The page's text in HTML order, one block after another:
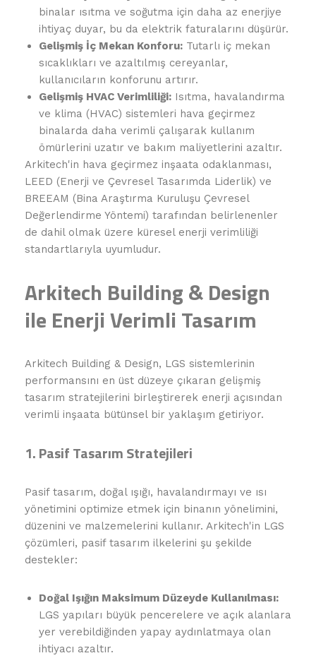
binalar ısıtma ve soğutma için daha az enerjiye
ihtiyaç duyar, bu da elektrik faturalarını düşürür.
Gelişmiş İç Mekan Konforu: Tutarlı iç mekan
sıcaklıkları ve azaltılmış cereyanlar,
kullanıcıların konforunu artırır.
Gelişmiş HVAC Verimliliği: Isıtma, havalandırma
ve klima (HVAC) sistemleri hava geçirmez
binalarda daha verimli çalışarak kullanım
ömürlerini uzatır ve bakım maliyetlerini azaltır.
Arkitech'in hava geçirmez inşaata odaklanması,
LEED (Enerji ve Çevresel Tasarımda Liderlik) ve
BREEAM (Bina Araştırma Kuruluşu Çevresel
Değerlendirme Yöntemi) tarafından belirlenenler
de dahil olmak üzere küresel enerji verimliliği
standartlarıyla uyumludur.
Arkitech Building & Design
ile Enerji Verimli Tasarım
Arkitech Building & Design, LGS sistemlerinin
performansını en üst düzeye çıkaran gelişmiş
tasarım stratejilerini birleştirerek enerji açısından
verimli inşaata bütünsel bir yaklaşım getiriyor.
1. Pasif Tasarım Stratejileri
Pasif tasarım, doğal ışığı, havalandırmayı ve ısı
yönetimini optimize etmek için binanın yönelimini,
düzenini ve malzemelerini kullanır. Arkitech'in LGS
çözümleri, pasif tasarım ilkelerini şu şekilde
destekler:
Doğal Işığın Maksimum Düzeyde Kullanılması:
LGS yapıları büyük pencerelere ve açık alanlara
yer verebildiğinden yapay aydınlatmaya olan
ihtiyacı azaltır.